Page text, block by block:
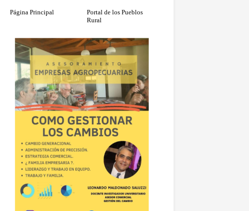
Página Principal
Portal de los Pueblos
Rural